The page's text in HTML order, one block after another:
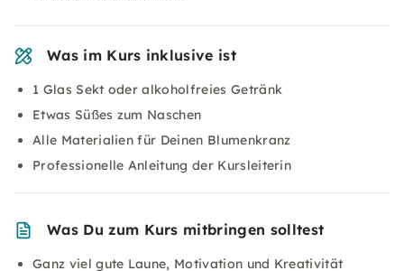
Was im Kurs inklusive ist
1 Glas Sekt oder alkoholfreies Getränk
Etwas Süßes zum Naschen
Alle Materialien für Deinen Blumenkranz
Professionelle Anleitung der Kursleiterin
Was Du zum Kurs mitbringen solltest
Ganz viel gute Laune, Motivation und Kreativität